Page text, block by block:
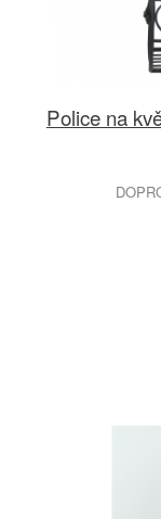
Police na